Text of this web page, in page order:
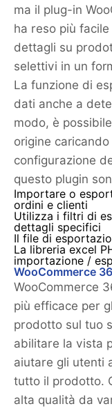
ma il plug-in
ha reso più
dettagli su
selettivi in un
La funzione di
dati anche a
modo, è
origine
configurazione
questo plugin
Importare o
ordini e clienti
Utilizza i filtri di
dettagli specifici
Il file di
La libreria excel
importazione /
WooCommerce
WooCommerce
più efficace per
prodotto sul tuo
abilitare la vista
aiutare gli utenti
tutto il prodotto.
alta qualità da